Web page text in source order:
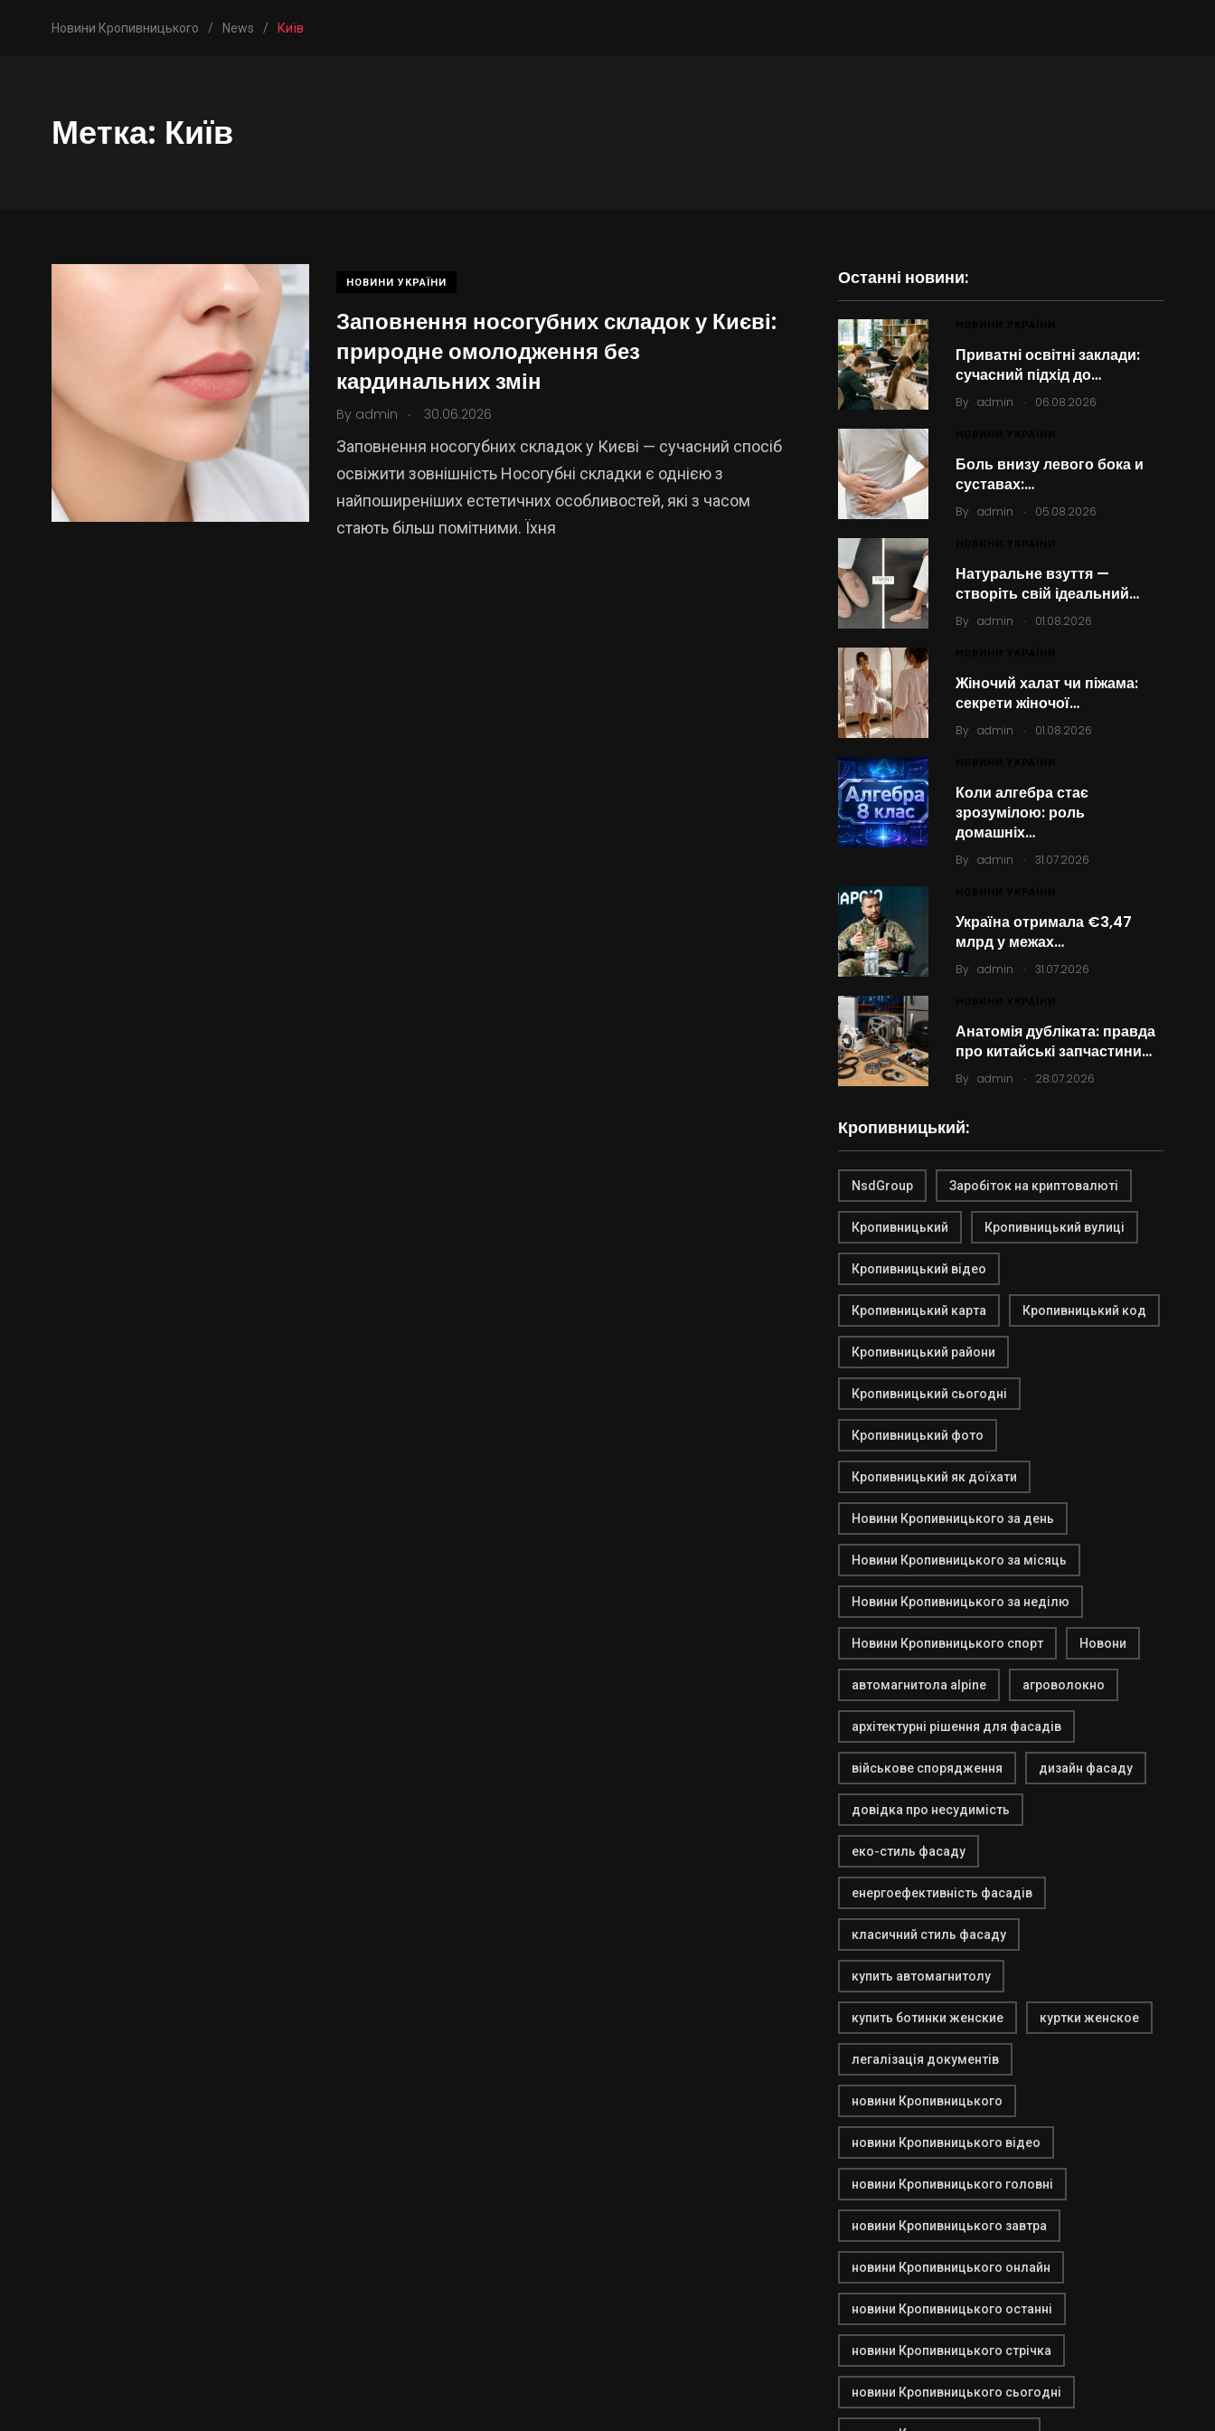
Новини Кропивницького / News / Київ
Метка: Київ
НОВИНИ УКРАЇНИ
Заповнення носогубних складок у Києві:
природне омолодження без
кардинальних змін
By admin . 30.06.2026
Заповнення носогубних складок у Києві — сучасний спосіб
освіжити зовнішність Носогубні складки є однією з
найпоширеніших естетичних особливостей, які з часом
стають більш помітними. Їхня
Останні новини:
Приватні освітні заклади:
сучасний підхід до…
By admin . 06.08.2026
Боль внизу левого бока и
суставах:…
By admin . 05.08.2026
Натуральне взуття —
створіть свій ідеальний…
By admin . 01.08.2026
Жіночий халат чи піжама:
секрети жіночої…
By admin . 01.08.2026
Коли алгебра стає
зрозумілою: роль
домашніх…
By admin . 31.07.2026
Україна отримала €3,47
млрд у межах…
By admin . 31.07.2026
Анатомія дубліката: правда
про китайські запчастини…
By admin . 28.07.2026
Кропивницький:
NsdGroup Заробіток на криптовалюті
Кропивницький Кропивницький вулиці
Кропивницький відео
Кропивницький карта Кропивницький код
Кропивницький райони
Кропивницький сьогодні
Кропивницький фото
Кропивницький як доїхати
Новини Кропивницького за день
Новини Кропивницького за місяць
Новини Кропивницького за неділю
Новини Кропивницького спорт Новони
автомагнитола alpine агроволокно
архітектурні рішення для фасадів
військове спорядження дизайн фасаду
довідка про несудимість
еко-стиль фасаду
енергоефективність фасадів
класичний стиль фасаду
купить автомагнитолу
купить ботинки женские куртки женское
легалізація документів
новини Кропивницького
новини Кропивницького відео
новини Кропивницького головні
новини Кропивницького завтра
новини Кропивницького онлайн
новини Кропивницького останні
новини Кропивницького стрічка
новини Кропивницького сьогодні